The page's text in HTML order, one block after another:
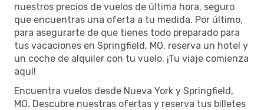
nuestros precios de vuelos de última hora, seguro
que encuentras una oferta a tu medida. Por último,
para asegurarte de que tienes todo preparado para
tus vacaciones en Springfield, MO, reserva un hotel y
un coche de alquiler con tu vuelo. ¡Tu viaje comienza
aquí!
Encuentra vuelos desde Nueva York y Springfield,
MO. Descubre nuestras ofertas y reserva tus billetes